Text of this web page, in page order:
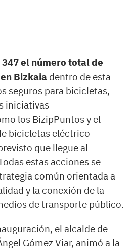
347 el número total de
Bizkaia dentro de esta
seguros para bicicletas,
iniciativas
los BizipPuntos y el
bicicletas eléctrico
que llegue al
estas acciones se
común orientada a
y la conexión de la
de transporte público.
el alcalde de
Gómez Viar, animó a la